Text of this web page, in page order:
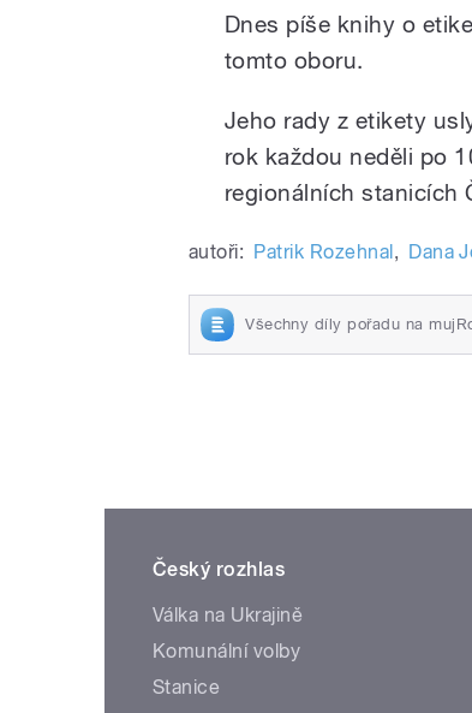
Dnes píše knihy o
tomto oboru.
Jeho rady z etikety
rok každou neděli po
regionálních stanicích
autoři: Patrik Rozehnal , Dana
Všechny díly pořadu na
Český rozhlas
Válka na Ukrajině
Komunální volby
Stanice